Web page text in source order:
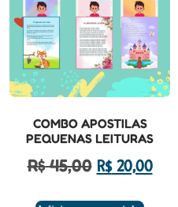
COMBO APOSTILAS
PEQUENAS LEITURAS
R$45,00 R$20,00